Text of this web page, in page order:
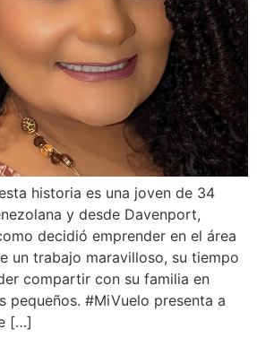
historia es una joven de 34
y desde Davenport,
decidió emprender en el área
un trabajo maravilloso, su tiempo
compartir con su familia en
pequeños. #MiVuelo presenta a
[…]